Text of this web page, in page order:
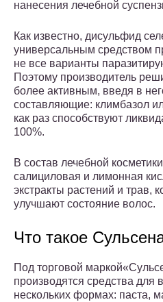
нанесения лечебной
Как известно, дисульфид
универсальным средством
не все варианты
Поэтому производитель
более активным, введя в
составляющие: климбазол
как раз способствуют
100%.
В состав лечебной
салициловая и лимонная
экстракты растений и трав,
улучшают состояние волос.
Что такое
Под торговой
производятся средства для
нескольких формах: паста,